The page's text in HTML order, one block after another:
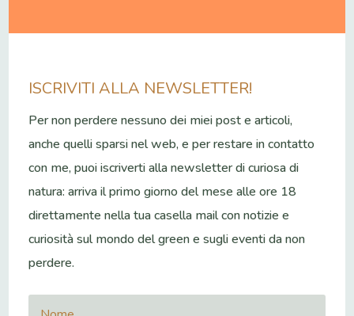
ISCRIVITI ALLA NEWSLETTER!
Per non perdere nessuno dei miei post e articoli,
anche quelli sparsi nel web, e per restare in contatto
con me, puoi iscriverti alla newsletter di curiosa di
natura: arriva il primo giorno del mese alle ore 18
direttamente nella tua casella mail con notizie e
curiosità sul mondo del green e sugli eventi da non
perdere.